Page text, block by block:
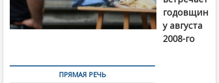
годовщин
у августа
2008-го
ПРЯМАЯ РЕЧЬ